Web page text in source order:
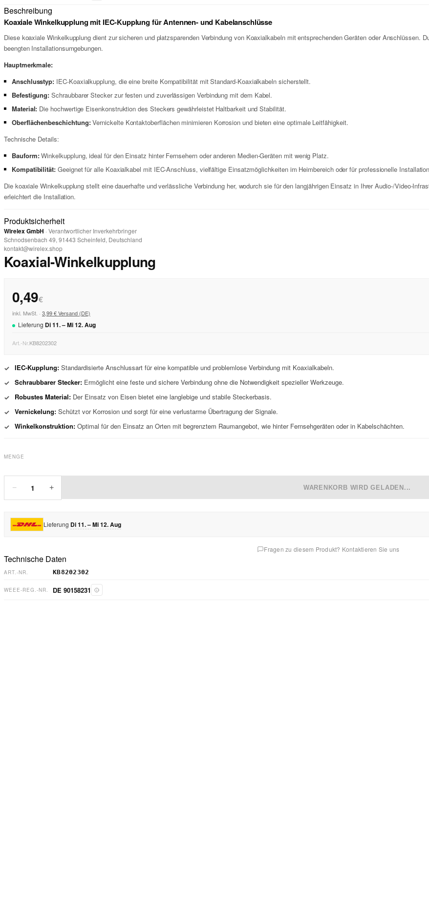
Beschreibung
Koaxiale Winkelkupplung mit IEC-Kupplung für Antennen- und Kabelanschlüsse
Diese koaxiale Winkelkupplung dient zur sicheren und platzsparenden Verbindung von Koaxialkabeln mit entsprechenden Geräten oder Anschlüssen.
beengten Installationsumgebungen.
Hauptmerkmale:
Anschlusstyp: IEC-Koaxialkupplung, die eine breite Kompatibilität mit Standard-Koaxialkabeln sicherstellt.
Befestigung: Schraubbarer Stecker zur festen und zuverlässigen Verbindung mit dem Kabel.
Material: Die hochwertige Eisenkonstruktion des Steckers gewährleistet Haltbarkeit und Stabilität.
Oberflächenbeschichtung:Vernickelte Kontaktoberflächen minimieren Korrosion und bieten eine optimale Leitfähigkeit.
Technische Details:
Bauform:Winkelkupplung, ideal für den Einsatz hinter Fernsehern oder anderen Medien-Geräten mit wenig Platz.
Kompatibilität: Geeignet für alle Koaxialkabel mit IEC-Anschluss, vielfältige Einsatzmöglichkeiten im Heimbereich oder für professionelle
Die koaxiale Winkelkupplung stellt eine dauerhafte und verlässliche Verbindung her, wodurch sie für den langjährigen Einsatz in Ihrer Audio-/Video-
erleichtert die Installation.
Produktsicherheit
Wirelex GmbH · Verantwortlicher Inverkehrbringer
Schnodsenbach 49, 91443 Scheinfeld, Deutschland
kontakt@wirelex.shop
Koaxial-Winkelkupplung
0,49€
inkl. MwSt. · 3,99 € Versand (DE)
Lieferung Di11. –Mi12.Aug
Art.-Nr.KB8202302
✓ IEC-Kupplung: Standardisierte Anschlussart für eine kompatible und problemlose Verbindung mit Koaxialkabeln.
✓ Schraubbarer Stecker: Ermöglicht eine feste und sichere Verbindung ohne die Notwendigkeit spezieller Werkzeuge.
✓
Robustes Material: Der Einsatz von Eisen bietet eine langlebige und stabile Steckerbasis.
✓ Vernickelung: Schützt vor Korrosion und sorgt für eine verlustarme Übertragung der Signale.
✓ Winkelkonstruktion: Optimal für den Einsatz an Orten mit begrenztem Raumangebot, wie hinter Fernsehgeräten oder in Kabelschächten.
MENGE
− 1 + WARENKORB WIRD GELADEN...
Lieferung Di 11. – Mi 12. Aug
Fragen zu diesem Produkt? Kontaktieren Sie uns
Technische Daten
ART.-NR. KB8202302
WEEE-REG.-NR. DE 90158231